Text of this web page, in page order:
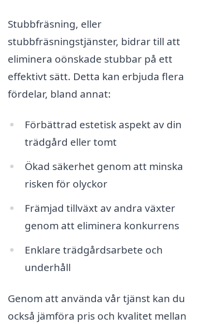
Stubbfräsning, eller
stubbfräsningstjänster, bidrar till att
eliminera oönskade stubbar på ett
effektivt sätt. Detta kan erbjuda flera
fördelar, bland annat:
Förbättrad estetisk aspekt av din
trädgård eller tomt
Ökad säkerhet genom att minska
risken för olyckor
Främjad tillväxt av andra växter
genom att eliminera konkurrens
Enklare trädgårdsarbete och
underhåll
Genom att använda vår tjänst kan du
också jämföra pris och kvalitet mellan